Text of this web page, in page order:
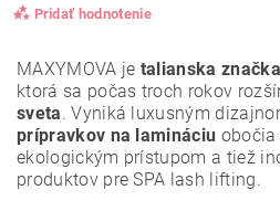
Pridať hodnotenie
MAXYMOVA je talianska značka
ktorá sa počas troch rokov
sveta. Vyniká luxusným
prípravkov na lamináciu
ekologickým prístupom a tiež
produktov pre SPA lash lifting.